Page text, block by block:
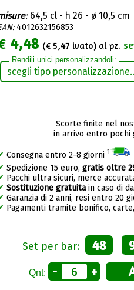
: 64,5 cl - h 26 - ø 10,5 cm
4012632156853
4,48 (€ 5,47 ivato) al pz.
Rendili unici personalizzandoli:
Scorte finite nel
in arrivo entro pochi
Consegna entro 2-8 giorni 1
Spedizione 15 euro, gratis oltre
Pacchi ultra sicuri, merce
Sostituzione gratuitain caso di
Garanzia di 2 anni, resi entro 20
Pagamenti tramite bonifico,
Set per bar: 48
Qnt: - +